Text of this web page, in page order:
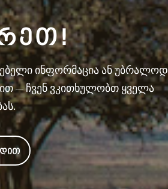
ინფორმაცია ან უბრალოდ
— ჩვენ ვკითხულობთ ყველა